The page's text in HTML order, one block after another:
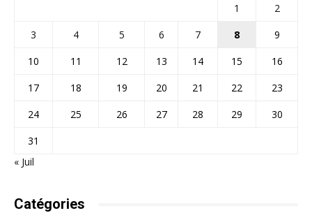
1
2
3
4 5 6 7 8
9
10
11 12 13 14 15
16
17
18 19 20 21 22
23
24
25 26 27 28 29
30
31
« Juil
Catégories